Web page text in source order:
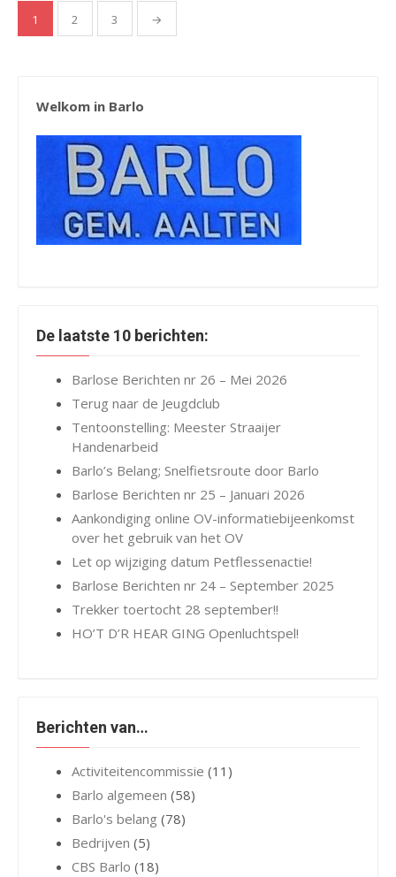
Berichten
paginering
1 2 3 →
Welkom in Barlo
De laatste 10 berichten:
Barlose Berichten nr 26 – Mei 2026
Terug naar de Jeugdclub
Tentoonstelling: Meester Straaijer
Handenarbeid
Barlo’s Belang; Snelfietsroute door Barlo
Barlose Berichten nr 25 – Januari 2026
Aankondiging online OV-informatiebijeenkomst
over het gebruik van het OV
Let op wijziging datum Petflessenactie!
Barlose Berichten nr 24 – September 2025
Trekker toertocht 28 september!!
HO’T D’R HEAR GING Openluchtspel!
Berichten van…
Activiteitencommissie (11)
Barlo algemeen (58)
Barlo's belang (78)
Bedrijven (5)
CBS Barlo (18)